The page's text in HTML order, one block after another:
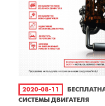
2020-08-11
СИСТЕМЫ ДВИГАТЕЛЯ